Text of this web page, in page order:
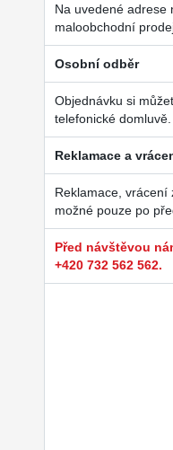
Na uvedené adrese
maloobchodní
Osobní odběr
Objednávku si
telefonické domluvě.
Reklamace a
Reklamace, vrácení
možné pouze po
Před návštěvou
+420 732 562 562.